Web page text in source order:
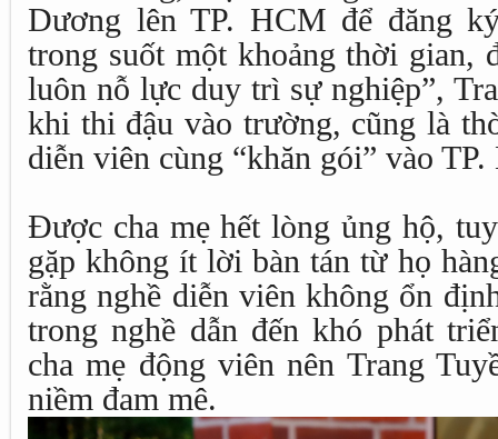
Dương lên TP. HCM để đăng
trong suốt một khoảng thời gian,
luôn nỗ lực duy trì sự nghiệp”,
khi thi đậu vào trường, cũng là
diễn viên cùng “khăn gói” vào
Được cha mẹ hết lòng ủng hộ,
gặp không ít lời bàn tán từ họ
rằng nghề diễn viên không ổn
trong nghề dẫn đến khó phát
cha mẹ động viên nên Trang
niềm đam mê.